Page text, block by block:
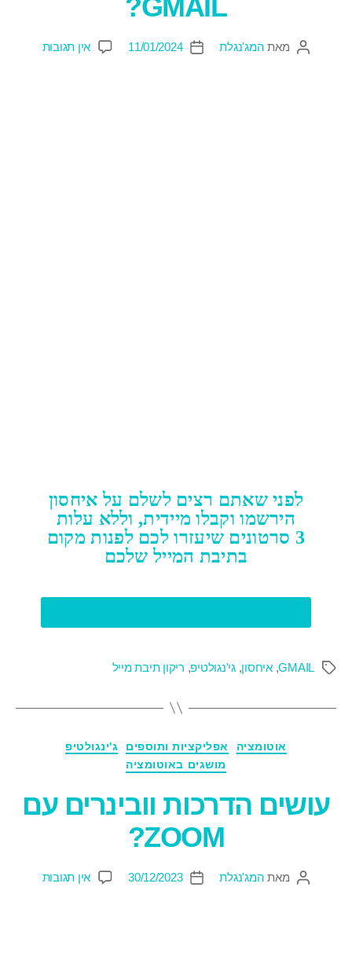
GMAIL?
מאת המג'נגלת 11/01/2024 אין תגובות
לפני שאתם רצים לשלם על איחסון
הירשמו וקבלו מיידית, וללא עלות
3 סרטונים שיעזרו לכם לפנות מקום
בתיבת המייל שלכם
GMAIL
,איחסון,גי'נגולטיפ, ריקון תיבת מייל
אוטומציה אפליקציות ותוספים
ג'ינגולטיפ
מושגים באוטומציה
עושים הדרכות וובינרים עם
ZOOM?
מאת המג'נגלת 30/12/2023 אין תגובות